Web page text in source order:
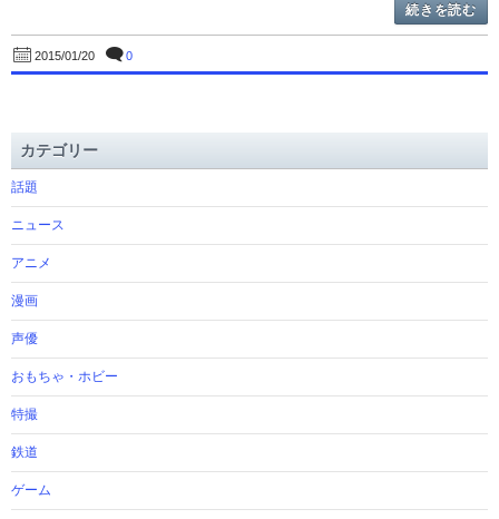
続きを読む
2015/01/20 0
カテゴリー
話題
ニュース
アニメ
漫画
声優
おもちゃ・ホビー
特撮
鉄道
ゲーム